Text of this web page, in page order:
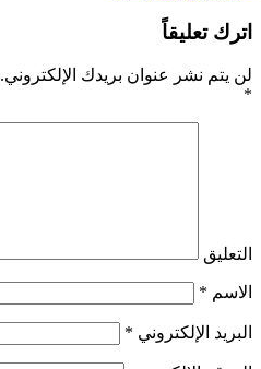
اترك تعليقاً
لن يتم نشر عنوان بريدك الإلكتروني.
*
التعليق
الاسم *
البريد الإلكتروني *